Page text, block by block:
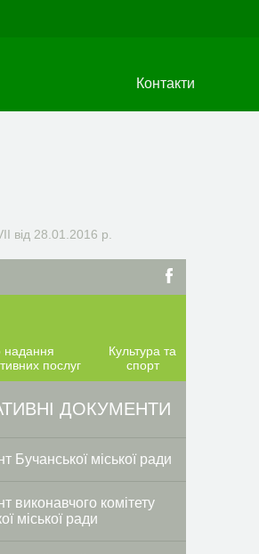
Контакти
від 28.01.2016 р.
надання
послуг
Культура та
спорт
ДОКУМЕНТИ
Бучанської міської ради
виконавчого комітету
міської ради